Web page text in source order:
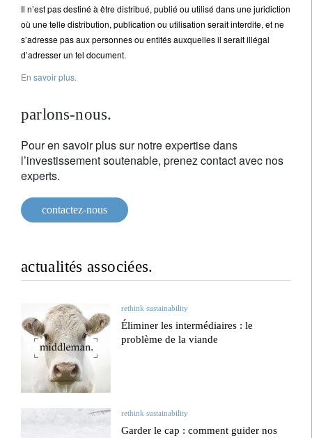
Il n’est pas destiné à être distribué, publié ou utilisé dans une juridiction
où une telle distribution, publication ou utilisation serait interdite, et ne
s’adresse pas aux personnes ou entités auxquelles il serait illégal
d’adresser un tel document.
En savoir plus.
parlons-nous.
Pour en savoir plus sur notre expertise dans
l’investissement soutenable, prenez contact avec nos
experts.
contactez-nous
actualités associées.
rethink sustainability
Éliminer les intermédiaires : le
problème de la viande
rethink sustainability
Garder le cap : comment guider nos